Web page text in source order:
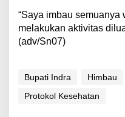
“Saya imbau
melakukan aktivitas
(adv/Sn07)
Bupati Indra Himbau
Protokol Kesehatan